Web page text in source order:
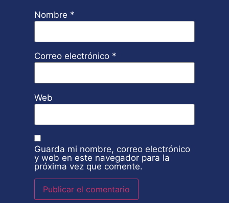
Nombre *
Correo electrónico *
Web
Guarda mi nombre, correo electrónico
y web en este navegador para la
próxima vez que comente.